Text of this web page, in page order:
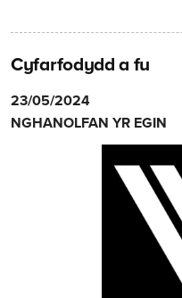
Cyfarfodydd a fu
Nghanolfan
Yr
23/05/2024
NGHANOLFAN YR EGIN